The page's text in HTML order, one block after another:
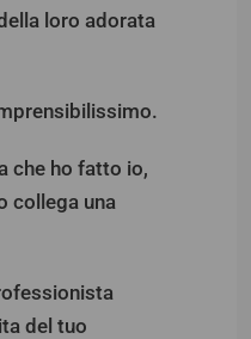
loro adorata
che ho fatto io,
collega una
del tuo